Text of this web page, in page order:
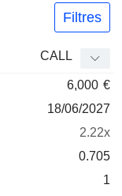
Filtres
Parité
CALL
6,000 €
18/06/2027
2.22x
0.705
1